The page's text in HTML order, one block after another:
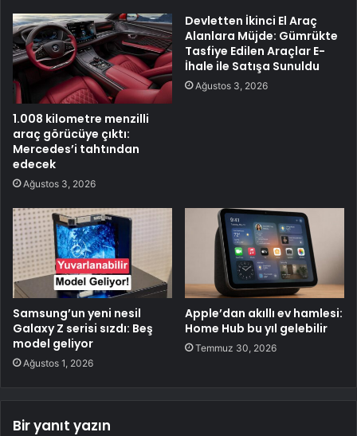
1.008 kilometre menzilli
araç görücüye çıktı:
Mercedes’i tahtından
edecek
Ağustos 3, 2026
Devletten İkinci El Araç
Alanlara Müjde: Gümrükte
Tasfiye Edilen Araçlar E-
İhale ile Satışa Sunuldu
Ağustos 3, 2026
Samsung’un yeni nesil
Galaxy Z serisi sızdı: Beş
model geliyor
Ağustos 1, 2026
Apple’dan akıllı ev hamlesi:
Home Hub bu yıl gelebilir
Temmuz 30, 2026
Bir yanıt yazın